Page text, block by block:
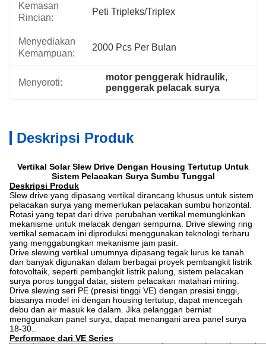
Kemasan
Rincian:
Peti Tripleks/Triplex
Menyediakan
Kemampuan:
2000 Pcs Per Bulan
Menyoroti:
motor penggerak hidraulik,
penggerak pelacak surya
Deskripsi Produk
Vertikal Solar Slew Drive Dengan Housing Tertutup Untuk
Sistem Pelacakan Surya Sumbu Tunggal
Deskripsi Produk
Slew drive yang dipasang vertikal dirancang khusus untuk sistem
pelacakan surya yang memerlukan pelacakan sumbu horizontal.
Rotasi yang tepat dari drive perubahan vertikal memungkinkan
mekanisme untuk melacak dengan sempurna. Drive slewing ring
vertikal semacam ini diproduksi menggunakan teknologi terbaru
yang menggabungkan mekanisme jam pasir.
Drive slewing vertikal umumnya dipasang tegak lurus ke tanah
dan banyak digunakan dalam berbagai proyek pembangkit listrik
fotovoltaik, seperti pembangkit listrik palung, sistem pelacakan
surya poros tunggal datar, sistem pelacakan matahari miring.
Drive slewing seri PE (presisi tinggi VE) dengan presisi tinggi,
biasanya model ini dengan housing tertutup, dapat mencegah
debu dan air masuk ke dalam. Jika pelanggan berniat
menggunakan panel surya, dapat menangani area panel surya
18-30..
Performace dari VE Series